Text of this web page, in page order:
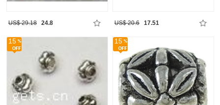
US$ 29.18 24.8 US$ 20.6 17.51
15 15